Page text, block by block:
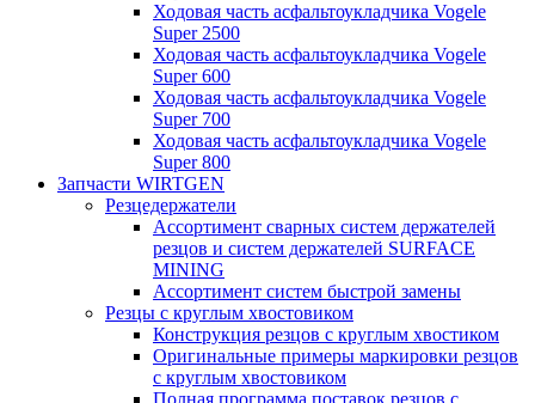
Ходовая часть асфальтоукладчика Vogele
Super 2500
Ходовая часть асфальтоукладчика Vogele
Super 600
Ходовая часть асфальтоукладчика Vogele
Super 700
Ходовая часть асфальтоукладчика Vogele
Super 800
Запчасти WIRTGEN
Резцедержатели
Ассортимент сварных систем держателей
резцов и систем держателей SURFACE
MINING
Ассортимент систем быстрой замены
Резцы с круглым хвостовиком
Конструкция резцов с круглым хвостиком
Оригинальные примеры маркировки резцов
с круглым хвостовиком
Полная программа поставок резцов с